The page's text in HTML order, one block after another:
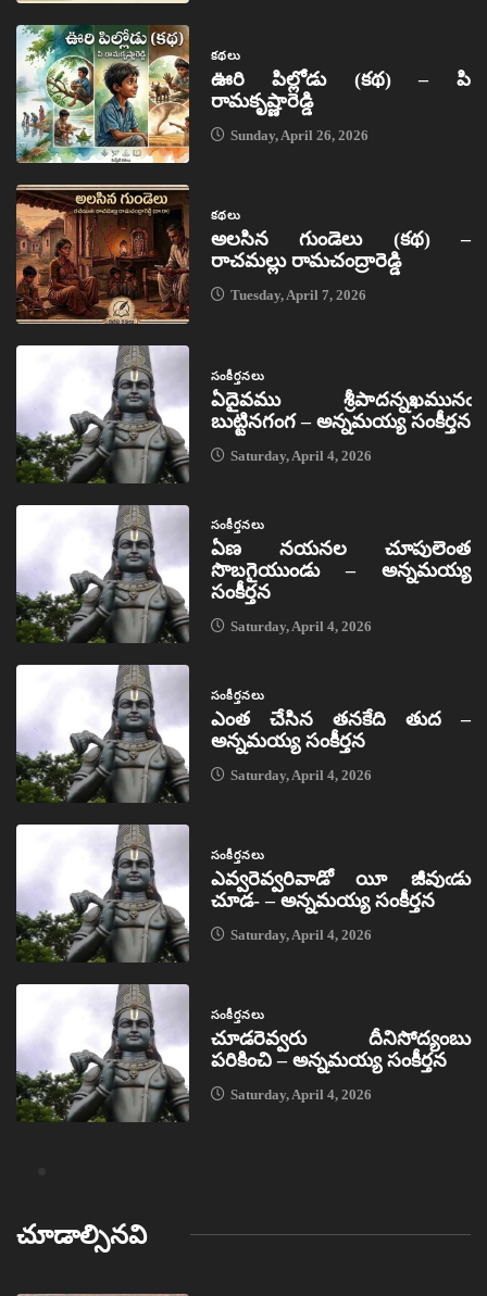
కథలు
ఊరి పిల్లోడు (కథ) – పి
రామకృష్ణారెడ్డి
Sunday, April 26, 2026
కథలు
అలసిన గుండెలు (కథ) –
రాచమల్లు రామచంద్రారెడ్డి
Tuesday, April 7, 2026
సంకీర్తనలు
ఏదైవము శ్రీపాదన్నఖమునఁ
బుట్టినగంగ – అన్నమయ్య సంకీర్తన
Saturday, April 4, 2026
సంకీర్తనలు
ఏణ నయనల చూపులెంత
సొబగైయుండు – అన్నమయ్య
సంకీర్తన
Saturday, April 4, 2026
సంకీర్తనలు
ఎంత చేసిన తనకేది తుద –
అన్నమయ్య సంకీర్తన
Saturday, April 4, 2026
సంకీర్తనలు
ఎవ్వరెవ్వరివాడో యీ జీవుఁడు
చూడ- – అన్నమయ్య సంకీర్తన
Saturday, April 4, 2026
సంకీర్తనలు
చూడరెవ్వరు దీనిసోద్యంబు
పరికించి – అన్నమయ్య సంకీర్తన
Saturday, April 4, 2026
చూడాల్సినవి